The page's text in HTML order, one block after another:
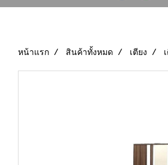
หน้าแรก สินค้าทั้งหมด เตียง